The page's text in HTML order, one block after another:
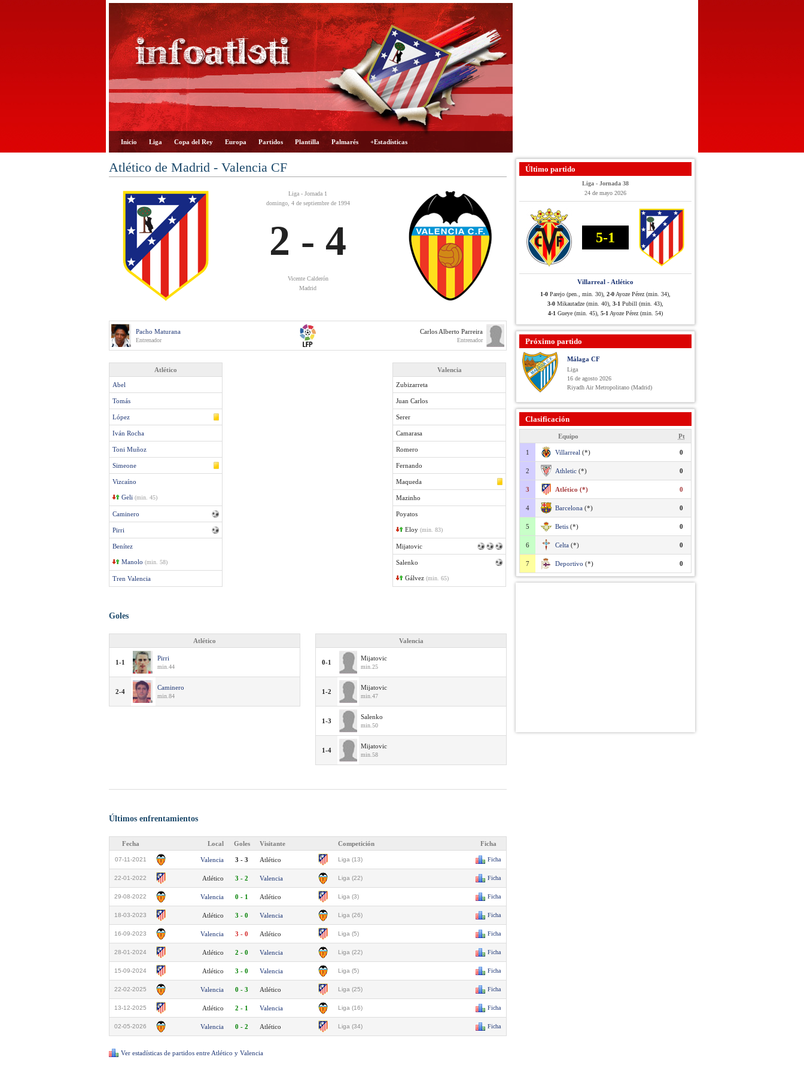
Inicio Liga Copa del Rey Europa Partidos Plantilla Palmarés +Estadísticas
Atlético de Madrid - Valencia CF
Liga - Jornada 1
domingo, 4 de septiembre de 1994
2 - 4
Vicente Calderón
Madrid
Pacho Maturana
Entrenador
Carlos Alberto Parreira
Entrenador
Atlético
Abel
Tomás
López
Iván Rocha
Toni Muñoz
Simeone
Vizcaíno
Geli (min. 45)
Caminero
Pirri
Benítez
Manolo (min. 58)
Tren Valencia
Valencia
Zubizarreta
Juan Carlos
Serer
Camarasa
Romero
Fernando
Maqueda
Mazinho
Poyatos
Eloy (min. 83)
Mijatovic
Salenko
Gálvez (min. 65)
Goles
Atlético
1-1
Pirri
min.44
2-4
Caminero
min.84
Valencia
0-1
Mijatovic
min.25
1-2
Mijatovic
min.47
1-3
Salenko
min.50
1-4
Mijatovic
min.58
Últimos enfrentamientos
Fecha Local Goles Visitante Competición Ficha
07-11-2021 Valencia 3 - 3 Atlético Liga (13) Ficha
22-01-2022 Atlético 3 - 2 Valencia Liga (22) Ficha
29-08-2022 Valencia 0 - 1 Atlético Liga (3) Ficha
18-03-2023 Atlético 3 - 0 Valencia Liga (26) Ficha
16-09-2023 Valencia 3 - 0 Atlético Liga (5) Ficha
28-01-2024 Atlético 2 - 0 Valencia Liga (22) Ficha
15-09-2024 Atlético 3 - 0 Valencia Liga (5) Ficha
22-02-2025 Valencia 0 - 3 Atlético Liga (25) Ficha
13-12-2025 Atlético 2 - 1 Valencia Liga (16) Ficha
02-05-2026 Valencia 0 - 2 Atlético Liga (34) Ficha
Ver estadísticas de partidos entre Atlético y Valencia
Último partido
Liga - Jornada 38
24 de mayo 2026
5-1
Villarreal - Atlético
1-0 Parejo (pen., min. 30), 2-0 Ayoze Pérez (min. 34),
3-0 Mikautadze (min. 40), 3-1 Pubill (min. 43),
4-1 Gueye (min. 45), 5-1 Ayoze Pérez (min. 54)
Próximo partido
Málaga CF
Liga
16 de agosto 2026
Riyadh Air Metropolitano (Madrid)
Clasificación
Equipo Pt
1 Villarreal (*) 0
2 Athletic (*) 0
3 Atlético (*) 0
4 Barcelona (*) 0
5 Betis (*) 0
6 Celta (*) 0
7 Deportivo (*) 0